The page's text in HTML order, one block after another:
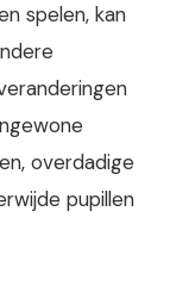
spelen, kan
overdadige
pupillen